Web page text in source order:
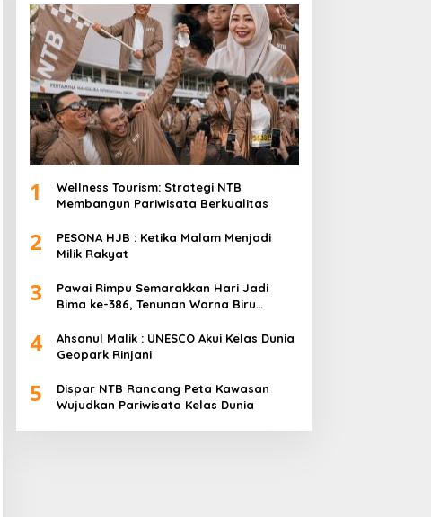
1
Wellness Tourism: Strategi NTB
Membangun Pariwisata Berkualitas
2
PESONA HJB : Ketika Malam Menjadi
Milik Rakyat
3
Pawai Rimpu Semarakkan Hari Jadi
Bima ke-386, Tenunan Warna Biru
4
Ahsanul Malik : UNESCO Akui Kelas Dunia
Geopark Rinjani
5
Dispar NTB Rancang Peta Kawasan
Wujudkan Pariwisata Kelas Dunia